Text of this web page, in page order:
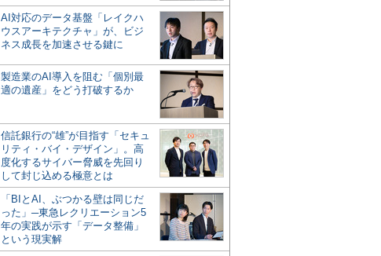
AI対応のデータ基盤「レイクハ
ウスアーキテクチャ」が、ビジ
ネス成長を加速させる鍵に
製造業のAI導入を阻む「個別最
適の遺産」をどう打破するか
信託銀行の“雄”が目指す「セキュ
リティ・バイ・デザイン」。高
度化するサイバー脅威を先回り
して封じ込める極意とは
「BIとAI、ぶつかる壁は同じだ
った」─東急レクリエーション5
年の実践が示す「データ整備」
という現実解